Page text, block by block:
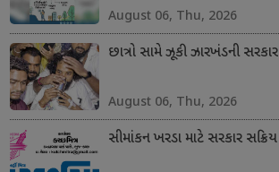
August 06, Thu, 2026
છાત્રો સામે ઝૂકી ઝારખંડની સરકાર
August 06, Thu, 2026
સીમાંકન ખરડા માટે સરકાર સક્રિય